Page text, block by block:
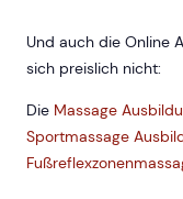
Und auch die Online
sich preislich nicht:
Die Massage
Sportmassage